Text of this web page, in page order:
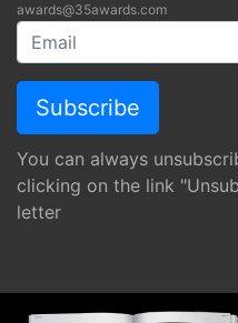
awards@35awards.com
You can always
clicking on the link
letter